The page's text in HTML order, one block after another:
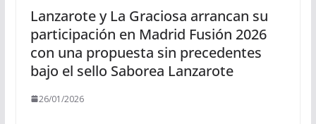
Lanzarote y La Graciosa arrancan su
participación en Madrid Fusión 2026
con una propuesta sin precedentes
bajo el sello Saborea Lanzarote
26/01/2026